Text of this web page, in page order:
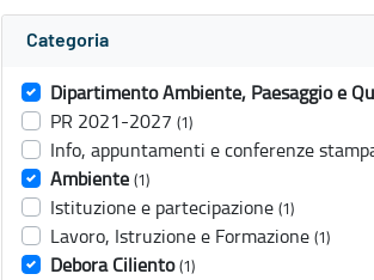
Categoria
Dipartimento Ambiente, Paesaggio e
PR 2021-2027 (1)
Info, appuntamenti e conferenze
Ambiente (1)
Istituzione e partecipazione (1)
Lavoro, Istruzione e Formazione (1)
Debora Ciliento (1)